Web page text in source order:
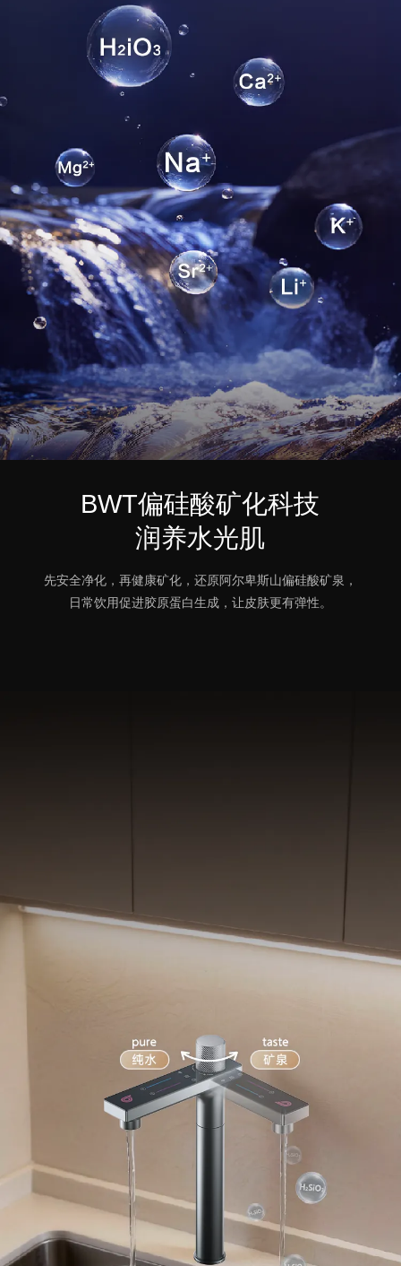
BWT偏硅酸矿化科技
润养水光肌
先安全净化，再健康矿化，还原阿尔卑斯山偏硅酸矿泉，
日常饮用促进胶原蛋白生成，让皮肤更有弹性。